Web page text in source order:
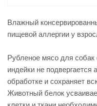
Влажный
пищевой аллергии у
Рубленое мясо для
индейки не подвергается
обработке и сохраняет
Животный белок